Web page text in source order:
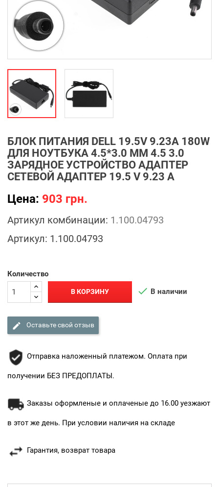
БЛОК ПИТАНИЯ DELL 19.5V 9.23A 180W
ДЛЯ НОУТБУКА 4.5*3.0 ММ 4.5 3.0
ЗАРЯДНОЕ УСТРОЙСТВО АДАПТЕР
СЕТЕВОЙ АДАПТЕР 19.5 V 9.23 A
Цена: 903 грн.
Артикул комбинации: 1.100.04793
Артикул: 1.100.04793
Количество
В КОРЗИНУ  В наличии
Оставьте свой отзыв
Отправка наложенный платежом. Оплата при
получении БЕЗ ПРЕДОПЛАТЫ.
Заказы оформленые и оплаченые до 16.00 уезжают
в этот же день. При условии наличия на складе
Гарантия, возврат товара